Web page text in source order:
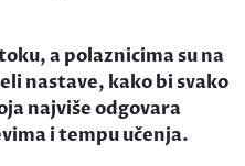
a polaznicima su na
nastave, kako bi svako
najviše odgovara
i tempu učenja.